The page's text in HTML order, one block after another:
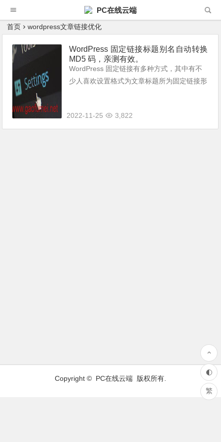
PC在线云端
首页 wordpress文章链接优化
WordPress 固定链接标题别名自动转换
MD5 码，亲测有效。
WordPress 固定链接有多种方式，其中有不
少人喜欢设置格式为文章标题所为固定链接形
名，否则会变成长长的中文转码，很不...
2022-11-25 3,822
Copyright © PC在线云端 版权所有.
繁